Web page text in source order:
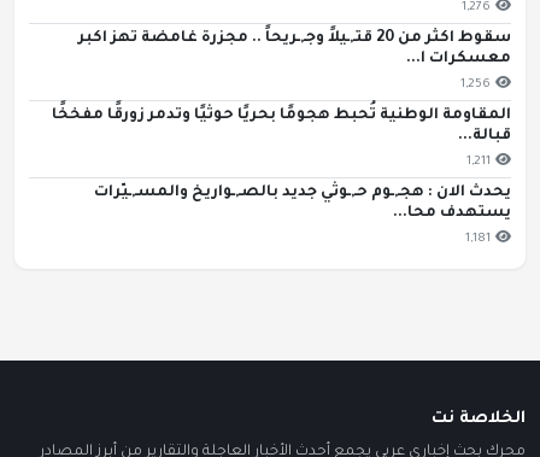
1,276
سقوط اكثر من 20 قتـ,ـيلاً وجـ,ـريحاً .. مجزرة غامضة تهز اكبر
معسكرات ا...
1,256
المقاومة الوطنية تُحبط هجومًا بحريًا حوثيًا وتدمر زورقًا مفخخًا
قبالة...
1,211
يحدث الان : هجـ,ـوم حـ,ـوثي جديد بالصـ,ـواريخ والمسـ,ـيّرات
يستهدف محا...
1,181
الخلاصة نت
محرك بحث إخباري عربي يجمع أحدث الأخبار العاجلة والتقارير من أبرز المصادر